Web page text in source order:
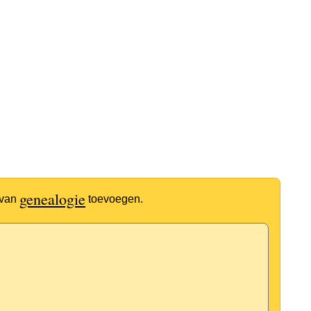
genealogie toevoegen.